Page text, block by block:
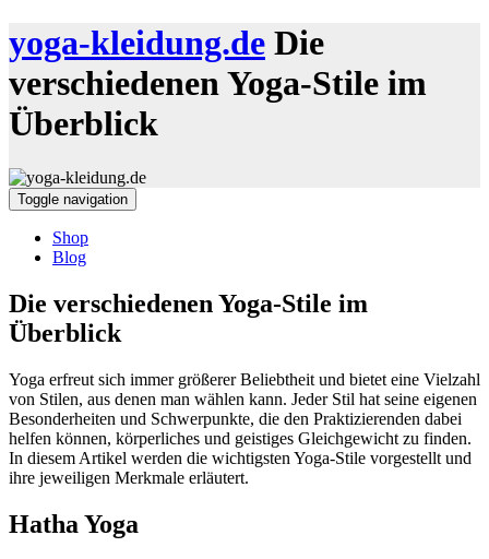
yoga-kleidung.de Die
verschiedenen Yoga-Stile im
Überblick
Toggle navigation
Shop
Blog
Die verschiedenen Yoga-Stile im
Überblick
Yoga erfreut sich immer größerer Beliebtheit und bietet eine Vielzahl
von Stilen, aus denen man wählen kann. Jeder Stil hat seine eigenen
Besonderheiten und Schwerpunkte, die den Praktizierenden dabei
helfen können, körperliches und geistiges Gleichgewicht zu finden.
In diesem Artikel werden die wichtigsten Yoga-Stile vorgestellt und
ihre jeweiligen Merkmale erläutert.
Hatha Yoga